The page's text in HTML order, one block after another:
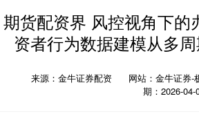
期货配资界 风控视角下的
资者行为数据建模从多
来源：金牛证券配资 网站：金牛证券-
期：2026-